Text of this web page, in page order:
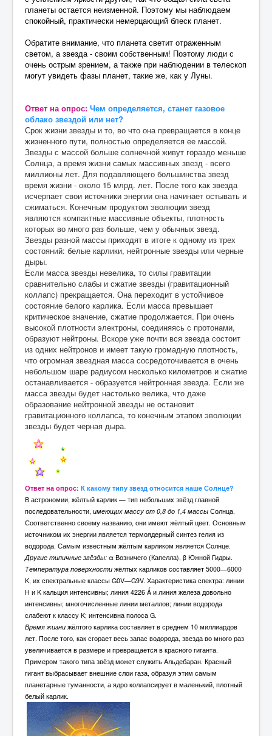
планеты остается неизменной. Поэтому мы наблюдаем
спокойный, практически немерцающий блеск планет.
Обратите внимание, что планета светит отраженным
светом, а звезда - своим собственным! Поэтому люди с
очень острым зрением, а также при наблюдении в телескоп
могут увидеть фазы планет, такие же, как у Луны.
Ответ на опрос: Чем определяется, станет газовое
облако звездой или нет?
Срок жизни звезды и то, во что она превращается в конце
жизненного пути, полностью определяется ее массой.
Звезды с массой больше солнечной живут гораздо меньше
Солнца, а время жизни самых массивных звезд - всего
миллионы лет. Для подавляющего большинства звезд
время жизни - около 15 млрд. лет. После того как звезда
исчерпает свои источники энергии она начинает остывать и
сжиматься. Конечным продуктом эволюции звезд
являются компактные массивные объекты, плотность
которых во много раз больше, чем у обычных звезд.
Звезды разной массы приходят в итоге к одному из трех
состояний: белые карлики, нейтронные звезды или черные
дыры.
Если масса звезды невелика, то силы гравитации
сравнительно слабы и сжатие звезды (гравитационный
коллапс) прекращается. Она переходит в устойчивое
состояние белого карлика. Если масса превышает
критическое значение, сжатие продолжается. При очень
высокой плотности электроны, соединяясь с протонами,
образуют нейтроны. Вскоре уже почти вся звезда состоит
из одних нейтронов и имеет такую громадную плотность,
что огромная звездная масса сосредоточивается в очень
небольшом шаре радиусом несколько километров и сжатие
останавливается - образуется нейтронная звезда. Если же
масса звезды будет настолько велика, что даже
образование нейтронной звезды не остановит
гравитационного коллапса, то конечным этапом эволюции
звезды будет черная дыра.
Ответ на опрос: К какому типу звезд относится наше Солнце?
В астрономии, жёлтый карлик — тип небольших звёзд главной
последовательности, имеющих массу от 0,8 до 1,4 массы Солнца.
Соответственно своему названию, они имеют жёлтый цвет. Основным
источником их энергии является термоядерный синтез гелия из
водорода. Самым известным жёлтым карликом является Солнце.
Другие типичные звёзды: α Возничего (Капелла), β Южной Гидры.
Температура поверхности жёлтых карликов составляет 5000—6000
K, их спектральные классы G0V—G9V. Характеристика спектра: линии
H и K кальция интенсивны; линия 4226 Ǻ и линия железа довольно
интенсивны; многочисленные линии металлов; линии водорода
слабеют к классу K; интенсивна полоса G.
Время жизни жёлтого карлика составляет в среднем 10 миллиардов
лет. После того, как сгорает весь запас водорода, звезда во много раз
увеличивается в размере и превращается в красного гиганта.
Примером такого типа звёзд может служить Альдебаран. Красный
гигант выбрасывает внешние слои газа, образуя этим самым
планетарные туманности, а ядро коллапсирует в маленький, плотный
белый карлик.